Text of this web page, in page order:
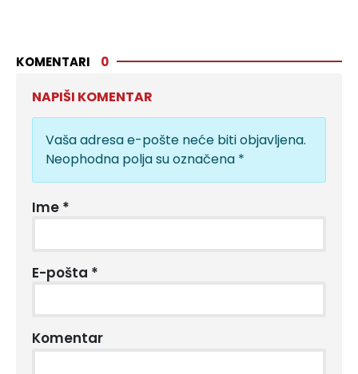
KOMENTARI 0
NAPIŠI KOMENTAR
Vaša adresa e-pošte neće biti objavljena.
Neophodna polja su označena *
Ime *
E-pošta *
Komentar